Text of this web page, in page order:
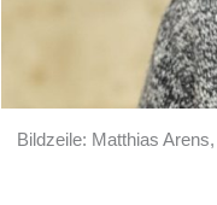
Bildzeile: Matthias